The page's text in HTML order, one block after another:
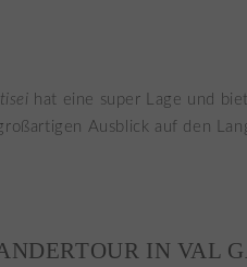
hat eine super Lage und
Ausblick auf den
IN VAL